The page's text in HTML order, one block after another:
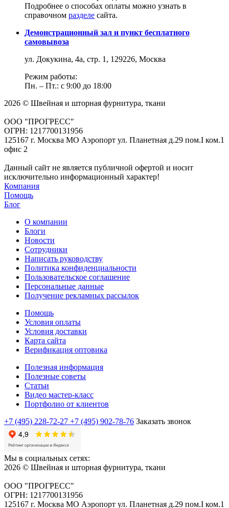
Подробнее о способах оплаты можно узнать в
справочном разделе сайта.
Демонстрационный зал и пункт бесплатного
самовывоза
ул. Докукина, 4а, стр. 1, 129226, Москва
Режим работы:
Пн. – Пт.: с 9:00 до 18:00
2026 © Швейная и шторная фурнитура, ткани
ООО "ПРОГРЕСС"
ОГРН: 1217700131956
125167 г. Москва МО Аэропорт ул. Планетная д.29 пом.I ком.1
офис 2
Данный сайт не является публичной офертой и носит
исключительно информационный характер!
Компания
Помощь
Блог
О компании
Блоги
Новости
Сотрудники
Написать руководству
Политика конфиденциальности
Пользовательское соглашение
Персональные данные
Получение рекламных рассылок
Помощь
Условия оплаты
Условия доставки
Карта сайта
Верификация оптовика
Полезная информация
Полезные советы
Статьи
Видео мастер-класс
Портфолио от клиентов
+7 (495) 228-72-27 +7 (495) 902-78-76 Заказать звонок
Мы в социальных сетях:
2026 © Швейная и шторная фурнитура, ткани
ООО "ПРОГРЕСС"
ОГРН: 1217700131956
125167 г. Москва МО Аэропорт ул. Планетная д.29 пом.I ком.1